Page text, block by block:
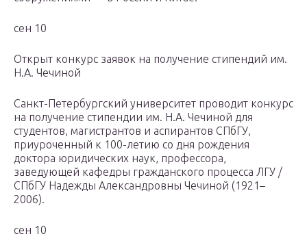
сен 10
Открыт конкурс заявок на получение стипендий им.
Н.А. Чечиной
Санкт-Петербургский университет проводит конкурс
на получение стипендии им. Н.А. Чечиной для
студентов, магистрантов и аспирантов СПбГУ,
приуроченный к 100-летию со дня рождения
доктора юридических наук, профессора,
заведующей кафедры гражданского процесса ЛГУ /
СПбГУ Надежды Александровны Чечиной (1921–
2006).
сен 10